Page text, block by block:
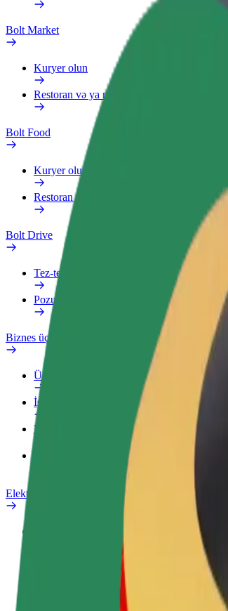
Bolt Market
Kuryer olun
Restoran və ya mağaza əlavə edin
Bolt Food
Kuryer olun
Restoran və ya mağaza əlavə edin
Bolt Drive
Tez-tez verilən suallar
Pozuntu haqqında məlumat verin
Biznes üçün Bolt
Üstünlüklər
İş profili
Məhsullar
Bolt Food for Business
Elektrikli velosipedlər
Tez-tez verilən suallar